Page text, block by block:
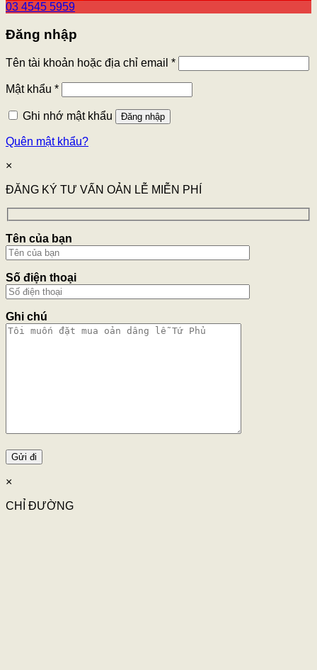
03 4545 5959
Đăng nhập
Tên tài khoản hoặc địa chỉ email *
Mật khẩu *
Ghi nhớ mật khẩu Đăng nhập
Quên mật khẩu?
×
ĐĂNG KÝ TƯ VẤN OẢN LỄ MIỄN PHÍ
Tên của bạn
Số điện thoại
Ghi chú
×
CHỈ ĐƯỜNG